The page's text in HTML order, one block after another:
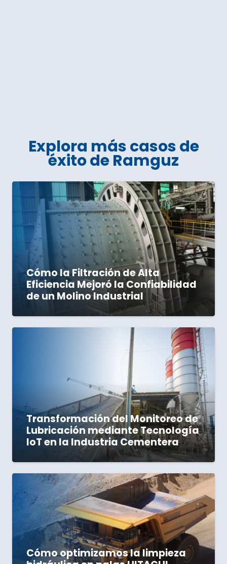
Explora más casos de
éxito de Ramguz
Cómo la Filtración de Alta
Eficiencia Mejoró la Confiabilidad
de un Molino Industrial
Transformación del Monitoreo de
Lubricación mediante Tecnología
IoT en la Industria Cementera
Cómo optimizamos la limpieza